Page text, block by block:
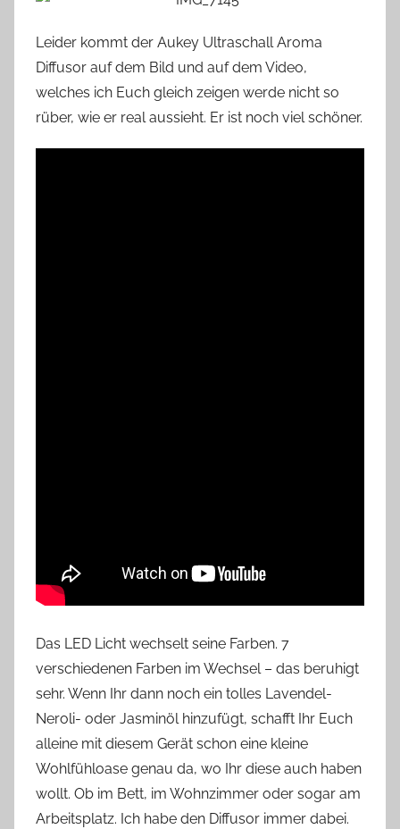
Leider kommt der Aukey Ultraschall Aroma
Diffusor auf dem Bild und auf dem Video,
welches ich Euch gleich zeigen werde nicht so
rüber, wie er real aussieht. Er ist noch viel schöner.
Das LED Licht wechselt seine Farben. 7
verschiedenen Farben im Wechsel – das beruhigt
sehr. Wenn Ihr dann noch ein tolles Lavendel-
Neroli- oder Jasminöl hinzufügt, schafft Ihr Euch
alleine mit diesem Gerät schon eine kleine
Wohlfühloase genau da, wo Ihr diese auch haben
wollt. Ob im Bett, im Wohnzimmer oder sogar am
Arbeitsplatz. Ich habe den Diffusor immer dabei.